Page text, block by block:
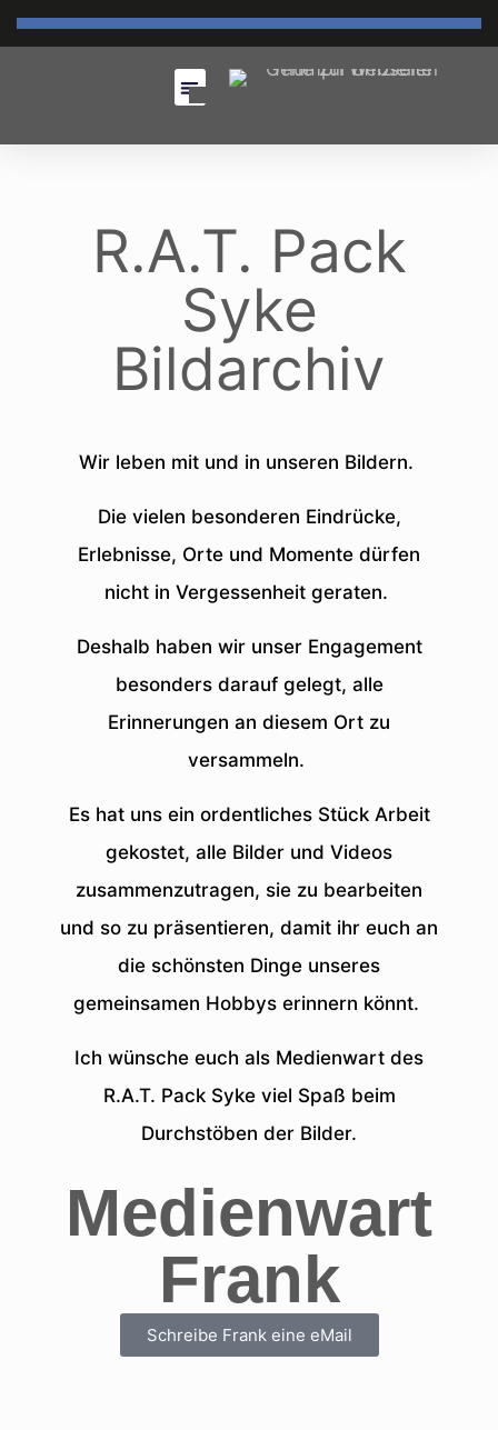
R.A.T. Pack
Syke
Bildarchiv
Wir leben mit und in unseren Bildern.
Die vielen besonderen Eindrücke,
Erlebnisse, Orte und Momente dürfen
nicht in Vergessenheit geraten.
Deshalb haben wir unser Engagement
besonders darauf gelegt, alle
Erinnerungen an diesem Ort zu
versammeln.
Es hat uns ein ordentliches Stück Arbeit
gekostet, alle Bilder und Videos
zusammenzutragen, sie zu bearbeiten
und so zu präsentieren, damit ihr euch an
die schönsten Dinge unseres
gemeinsamen Hobbys erinnern könnt.
Ich wünsche euch als Medienwart des
R.A.T. Pack Syke viel Spaß beim
Durchstöben der Bilder.
Medienwart
Frank
Schreibe Frank eine eMail